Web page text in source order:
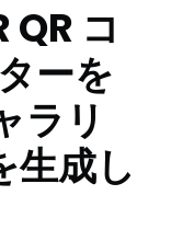
QR コ
ーを
ラリ
生成し